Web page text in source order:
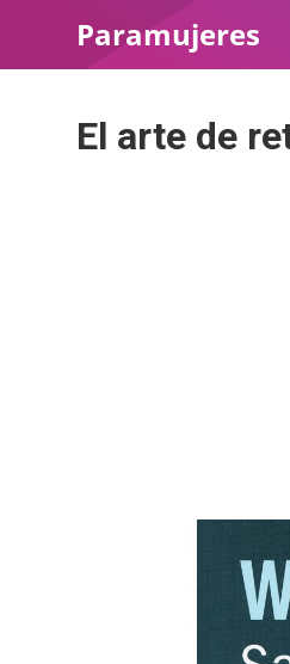
Paramujeres
El arte de